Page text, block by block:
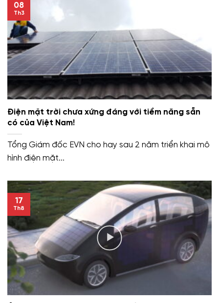
Điện mặt trời chưa xứng đáng với tiềm năng sẵn
có của Việt Nam!
Tổng Giám đốc EVN cho hay sau 2 năm triển khai mô
hình điện mặt...
08
Th3
17
Th8